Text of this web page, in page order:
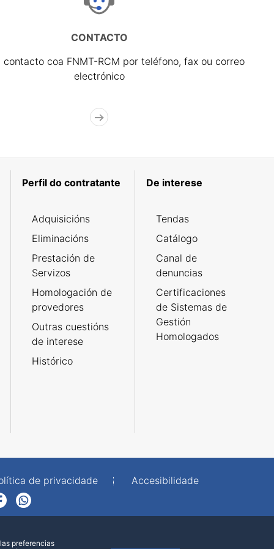
CONTACTO
contacto coa FNMT-RCM por teléfono, fax ou correo
electrónico
Perfil do contratante
Adquisicións
Eliminacións
Prestación de
Servizos
Homologación de
provedores
Outras cuestións
de interese
Histórico
De interese
Tendas
Catálogo
Canal de
denuncias
Certificaciones
de Sistemas de
Gestión
Homologados
de privacidade
Accesibilidade
preferencias